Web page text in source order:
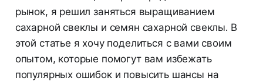
рынок, я решил заняться выращиванием
сахарной свеклы и семян сахарной свеклы. В
этой статье я хочу поделиться с вами своим
опытом, которые помогут вам избежать
популярных ошибок и повысить шансы на